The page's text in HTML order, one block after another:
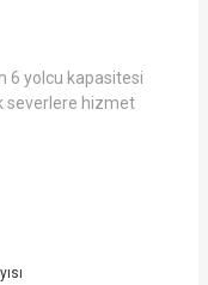
6 yolcu kapasitesi
severlere hizmet